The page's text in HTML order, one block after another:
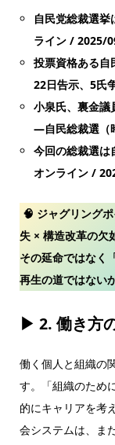
自民党総裁選
ライン / 2025/
投票資格ある自
22日告示、5氏
小泉氏、裏金議
―自民総裁選
今回の総裁選は
オンライン /
🧠 ジャグリングポ
失 × 構造改革の欠
その延命ではなく
再生の道ではないか
▶ 2. 働き方
働く個人と組織の
す。「組織のため
的にキャリアを考
会システムは、ま